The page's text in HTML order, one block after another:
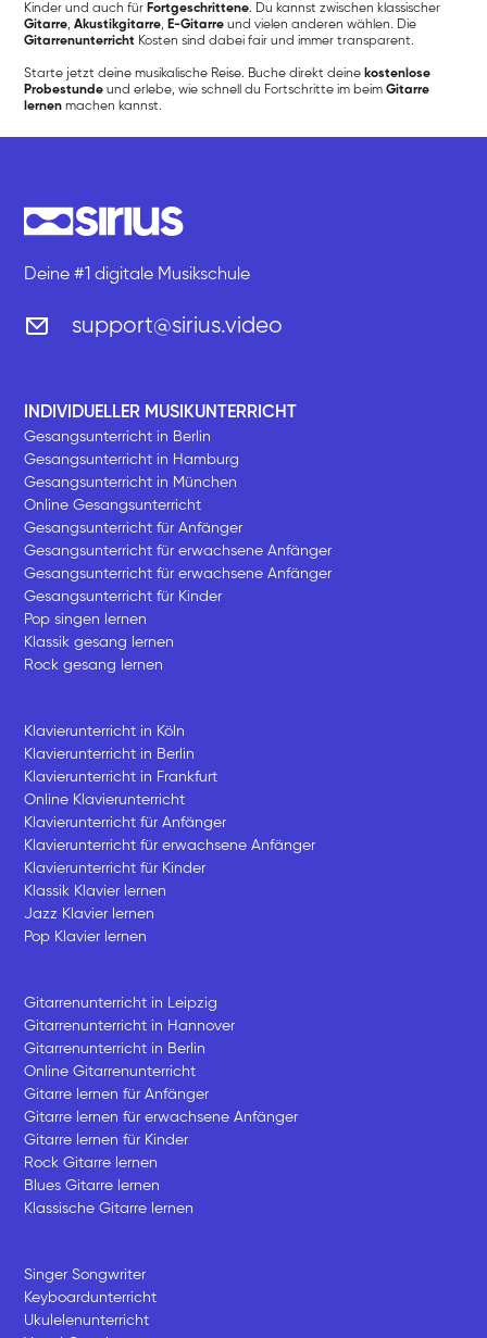
Kinder und auch für Fortgeschrittene. Du kannst zwischen klassischer
Gitarre,Akustikgitarre, E-Gitarre und vielen anderen wählen. Die
Gitarrenunterricht Kosten sind dabei fair und immer transparent.
Starte jetzt deine musikalische Reise. Buche direkt deine kostenlose
Probestunde und erlebe, wie schnell du Fortschritte im beimGitarre
lernen machen kannst.
Deine #1 digitale Musikschule
support@sirius.video
INDIVIDUELLER MUSIKUNTERRICHT
Gesangsunterricht in Berlin
Gesangsunterricht in Hamburg
Gesangsunterricht in München
Online Gesangsunterricht
Gesangsunterricht für Anfänger
Gesangsunterricht für erwachsene Anfänger
Gesangsunterricht für erwachsene Anfänger
Gesangsunterricht für Kinder
Pop singen lernen
Klassik gesang lernen
Rock gesang lernen
Klavierunterricht in Köln
Klavierunterricht in Berlin
Klavierunterricht in Frankfurt
Online Klavierunterricht
Klavierunterricht für Anfänger
Klavierunterricht für erwachsene Anfänger
Klavierunterricht für Kinder
Klassik Klavier lernen
Jazz Klavier lernen
Pop Klavier lernen
Gitarrenunterricht in Leipzig
Gitarrenunterricht in Hannover
Gitarrenunterricht in Berlin
Online Gitarrenunterricht
Gitarre lernen für Anfänger
Gitarre lernen für erwachsene Anfänger
Gitarre lernen für Kinder
Rock Gitarre lernen
Blues Gitarre lernen
Klassische Gitarre lernen
Singer Songwriter
Keyboardunterricht
Ukulelenunterricht